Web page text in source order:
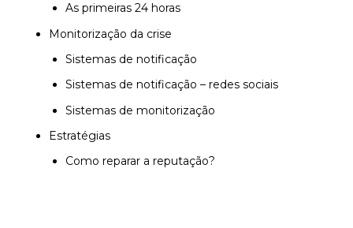
As primeiras 24 horas
Monitorização da crise
Sistemas de notificação
Sistemas de notificação – redes sociais
Sistemas de monitorização
Estratégias
Como reparar a reputação?